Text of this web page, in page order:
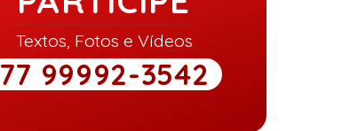
Textos, Fotos e Vídeos
77 99992-3542